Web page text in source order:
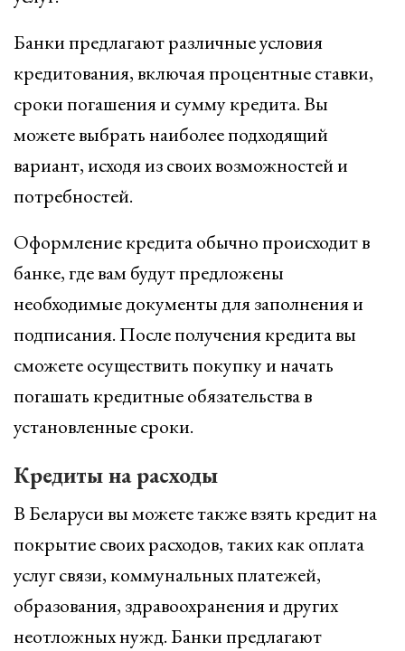
Банки предлагают различные условия
кредитования, включая процентные ставки,
сроки погашения и сумму кредита. Вы
можете выбрать наиболее подходящий
вариант, исходя из своих возможностей и
потребностей.
Оформление кредита обычно происходит в
банке, где вам будут предложены
необходимые документы для заполнения и
подписания. После получения кредита вы
сможете осуществить покупку и начать
погашать кредитные обязательства в
установленные сроки.
Кредиты на расходы
В Беларуси вы можете также взять кредит на
покрытие своих расходов, таких как оплата
услуг связи, коммунальных платежей,
образования, здравоохранения и других
неотложных нужд. Банки предлагают